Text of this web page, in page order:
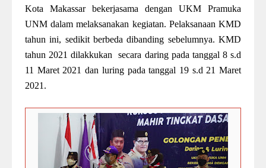
Kota Makassar bekerjasama dengan UKM Pramuka
UNM dalam melaksanakan kegiatan. Pelaksanaan KMD
tahun ini, sedikit berbeda dibanding sebelumnya. KMD
tahun 2021 dilakkukan
secara daring pada tanggal 8 s.d
11 Maret 2021 dan luring pada tanggal 19 s.d 21 Maret
2021.